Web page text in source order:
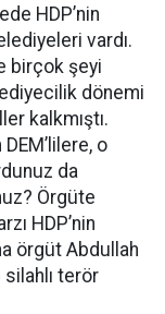
HDP’nin
vardı.
birçok şeyi
dönemi
kalkmıştı.
o
da
Örgüte
HDP’nin
örgüt Abdullah
silahlı terör